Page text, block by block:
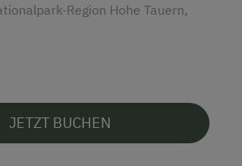
Region Hohe Tauern,
JETZT BUCHEN